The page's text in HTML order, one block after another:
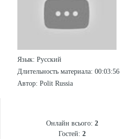
Язык: Русский
Длительность материала: 00:03:56
Автор: Polit Russia
Онлайн всього: 2
Гостей: 2